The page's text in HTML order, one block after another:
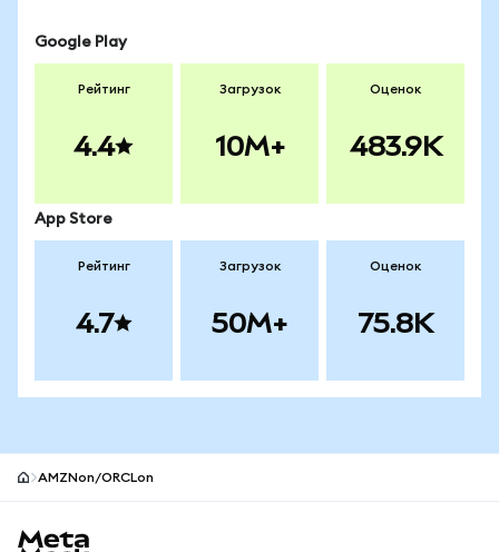
Google Play
Рейтинг
4.4
Загрузок
10M+
Оценок
483.9K
App Store
Рейтинг
4.7
Загрузок
50M+
Оценок
75.8K
AMZNon/ORCLon